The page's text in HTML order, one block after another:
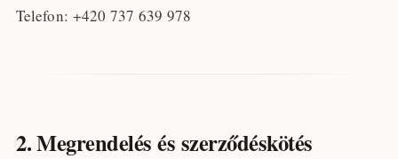
Telefon: +420 737 639 978
2. Megrendelés és szerződéskötés